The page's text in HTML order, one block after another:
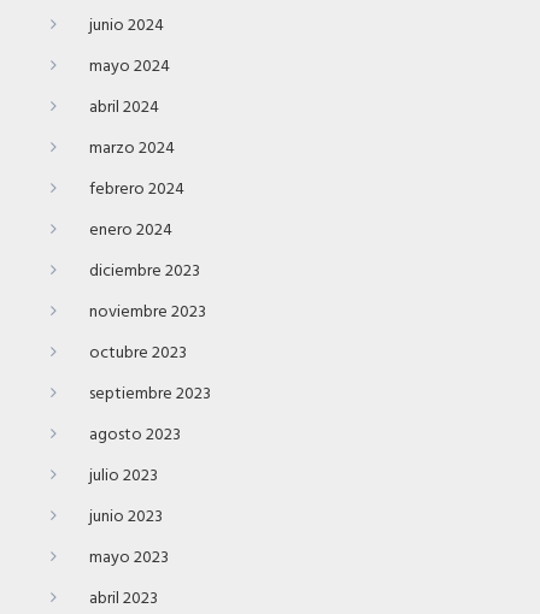
junio 2024
mayo 2024
abril 2024
marzo 2024
febrero 2024
enero 2024
diciembre 2023
noviembre 2023
octubre 2023
septiembre 2023
agosto 2023
julio 2023
junio 2023
mayo 2023
abril 2023